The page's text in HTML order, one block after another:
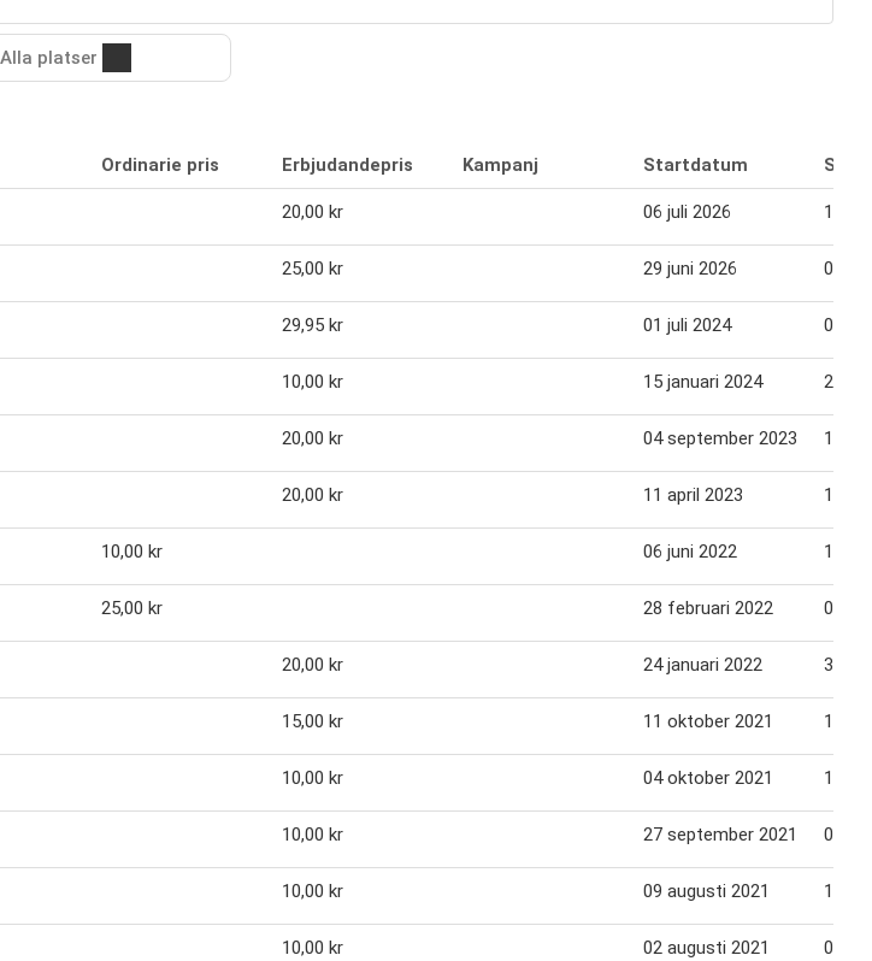
Alla platser
Ordinarie pris Erbjudandepris Kampanj Startdatum
20,00 kr 06 juli 2026 12
25,00 kr 29 juni 2026 05
29,95 kr 01 juli 2024 07
10,00 kr 15 januari 2024 21
20,00 kr 04 september 2023 10
20,00 kr 11 april 2023 16
10,00 kr 06 juni 2022 12
25,00 kr 28 februari 2022 06
20,00 kr 24 januari 2022 30
15,00 kr 11 oktober 2021 17
10,00 kr 04 oktober 2021 10
10,00 kr 27 september 2021 03
10,00 kr 09 augusti 2021 15
10,00 kr 02 augusti 2021 08